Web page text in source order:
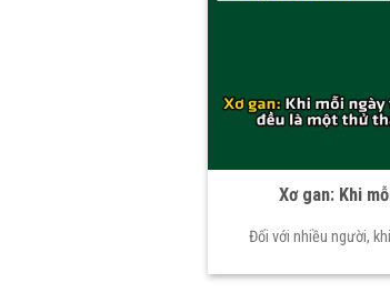
Xơ gan: Khi
Đối với nhiều người,